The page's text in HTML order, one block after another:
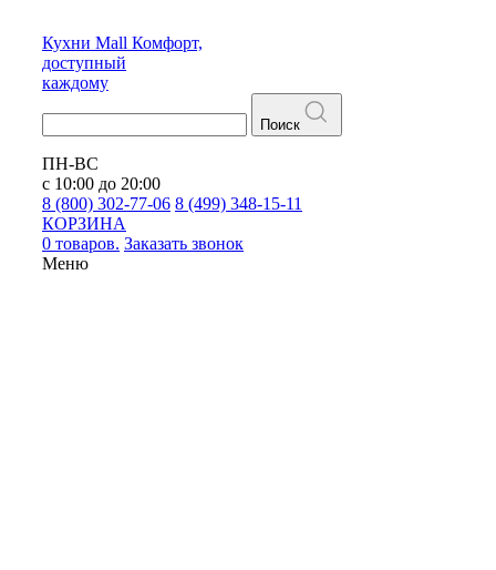
Кухни Mall Комфорт,
доступный
каждому
Поиск
ПН-ВС
с 10:00 до 20:00
8 (800) 302-77-06 8 (499) 348-15-11
КОРЗИНА
0 товаров. Заказать звонок
Меню